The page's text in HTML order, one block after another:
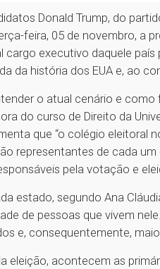
Donald Trump, do
feira, 05 de novembro, a
cargo executivo daquele
da história dos EUA e, ao
o atual cenário e
do curso de Direito da
que “o colégio eleitoral
representantes de cada
pela votação e
estado, segundo Ana
de pessoas que vivem
e, consequentemente,
eleição, acontecem as